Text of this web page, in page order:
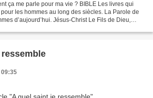
ça me parle pour ma vie ? BIBLE Les livres qui
les hommes au long des siècles. La Parole de
d’aujourd’hui. Jésus-Christ Le Fils de Dieu,
09:35